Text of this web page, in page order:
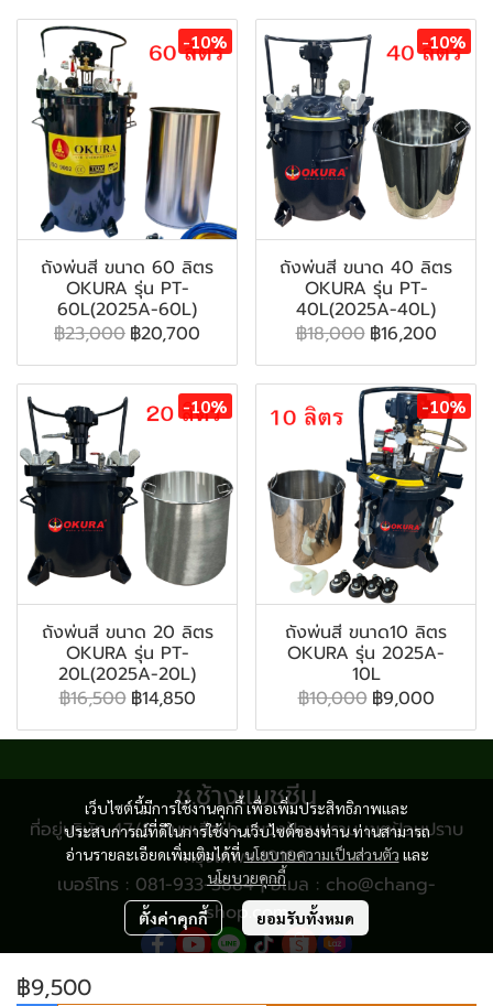
-10%
ถังพ่นสี ขนาด 60 ลิตร
OKURA รุ่น PT-
60L(2025A-60L)
฿23,000 ฿20,700
-10%
ถังพ่นสี ขนาด 40 ลิตร
OKURA รุ่น PT-
40L(2025A-40L)
฿18,000 ฿16,200
-10%
ถังพ่นสี ขนาด 20 ลิตร
OKURA รุ่น PT-
20L(2025A-20L)
฿16,500 ฿14,850
-10%
ถังพ่นสี ขนาด10 ลิตร
OKURA รุ่น 2025A-
10L
฿10,000 ฿9,000
฿9,500
เว็บไซต์นี้มีการใช้งานคุกกี้ เพื่อเพิ่มประสิทธิภาพและ
ประสบการณ์ที่ดีในการใช้งานเว็บไซต์ของท่าน ท่านสามารถ
อ่านรายละเอียดเพิ่มเติมได้ที่นโยบายความเป็นส่วนตัว และ
นโยบายคุกกี้
ตั้งค่าคุกกี้ ยอมรับทั้งหมด
ช.ช้างแมชชีน
ที่อยู่บริษัท 47/8 ถนนเสือป่า แขวงป้อมปราบ เขตป้อมปราบ
กรุงเทพฯ 10100
เบอร์โทร : 081-933-3884 | อีเมล : cho@chang-
shop.com